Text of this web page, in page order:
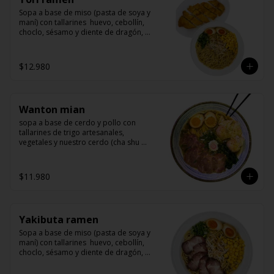
Sopa a base de miso (pasta de soya y
maní) con tallarines  huevo, cebollín,
choclo, sésamo y diente de dragón,
$12.980
Wanton mian
sopa a base de cerdo y pollo con
tallarines de trigo artesanales,
vegetales y nuestro cerdo (cha shu
$11.980
Yakibuta ramen
Sopa a base de miso (pasta de soya y
maní) con tallarines  huevo, cebollín,
choclo, sésamo y diente de dragón,